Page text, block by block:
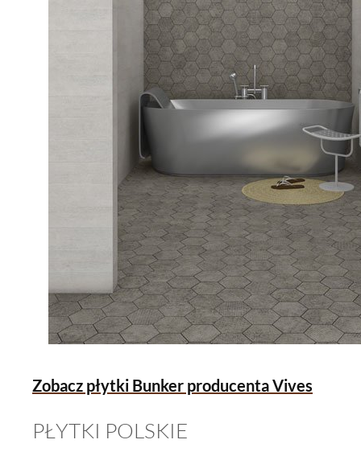
Zobacz płytki Bunker producenta Vives
PŁYTKI POLSKIE